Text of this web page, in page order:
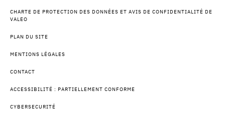
CHARTE DE PROTECTION DES DONNÉES ET AVIS DE CONFIDENTIALITÉ DE
VALEO
PLAN DU SITE
MENTIONS LÉGALES
CONTACT
ACCESSIBILITÉ : PARTIELLEMENT CONFORME
CYBERSECURITÉ